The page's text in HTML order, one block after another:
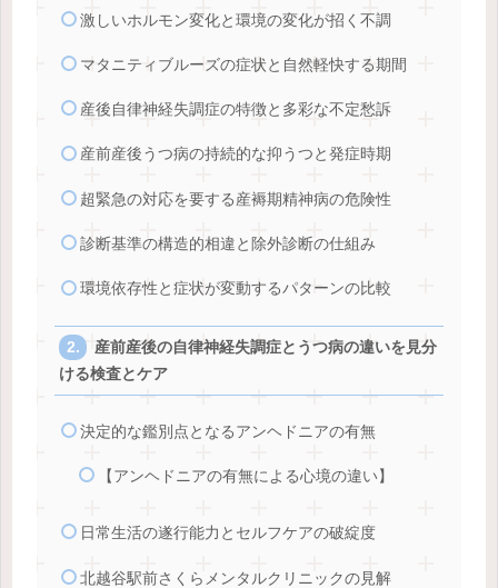
激しいホルモン変化と環境の変化が招く不調
マタニティブルーズの症状と自然軽快する期間
産後自律神経失調症の特徴と多彩な不定愁訴
産前産後うつ病の持続的な抑うつと発症時期
超緊急の対応を要する産褥期精神病の危険性
診断基準の構造的相違と除外診断の仕組み
環境依存性と症状が変動するパターンの比較
産前産後の自律神経失調症とうつ病の違いを見分
ける検査とケア
決定的な鑑別点となるアンヘドニアの有無
【アンヘドニアの有無による心境の違い】
日常生活の遂行能力とセルフケアの破綻度
北越谷駅前さくらメンタルクリニックの見解